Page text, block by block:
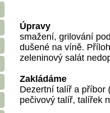
Úpravy
smažení, grilování
dušené na víně.
zeleninový salát
Zakládáme
Dezertní talíř a příbor
pečivový talíř, talířek